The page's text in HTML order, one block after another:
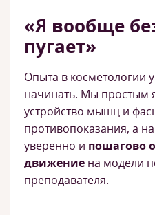
«Я вообще
пугает»
Опыта в косметологии
начинать. Мы простым
устройство мышц и
противопоказания, а
уверенно и пошагово
движение на модели
преподавателя.